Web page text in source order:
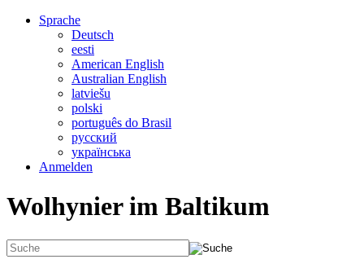
Sprache
Deutsch
eesti
American English
Australian English
latviešu
polski
português do Brasil
русский
українська
Anmelden
Wolhynier im Baltikum